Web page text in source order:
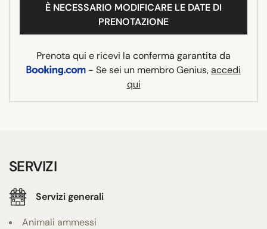
È NECESSARIO MODIFICARE LE DATE DI
PRENOTAZIONE
Prenota qui e ricevi la conferma garantita da
- Se sei un membro Genius,accedi
qui
SERVIZI
Servizi generali
Animali ammessi